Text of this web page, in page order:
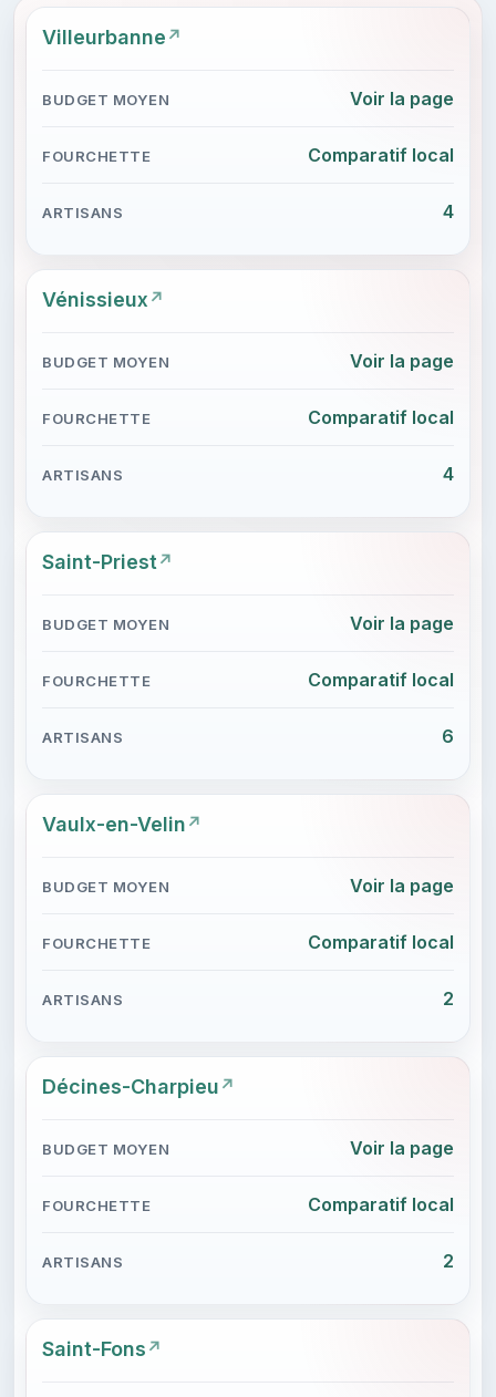
Villeurbanne
Voir la page
Comparatif local
4
Vénissieux
Voir la page
Comparatif local
4
Saint-Priest
Voir la page
Comparatif local
6
Vaulx-en-Velin
Voir la page
Comparatif local
2
Décines-Charpieu
Voir la page
Comparatif local
2
Saint-Fons